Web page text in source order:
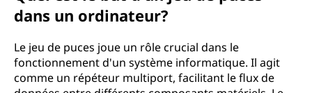
dans un ordinateur?
Le jeu de puces joue un rôle crucial dans le
fonctionnement d'un système informatique. Il agit
comme un répéteur multiport, facilitant le flux de